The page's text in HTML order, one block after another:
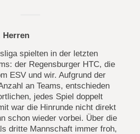
Herren
spielten in der letzten
der Regensburger HTC, die
ESV und wir. Aufgrund der
an Teams, entschieden
jedes Spiel doppelt
war die Hinrunde nicht direkt
schon wieder vorbei. Über die
dritte Mannschaft immer froh,